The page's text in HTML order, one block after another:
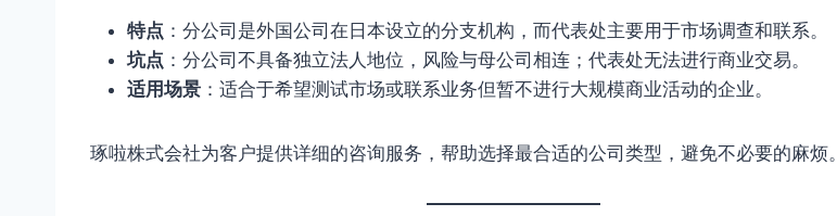
特点 ：分公司是外国公司在日本设立的分支机构，而代表处主要用于市场调查和联系。
坑点 ：分公司不具备独立法人地位，风险与母公司相连；代表处无法进行商业交易。
适用场景 ：适合于希望测试市场或联系业务但暂不进行大规模商业活动的企业。
琢啦株式会社为客户提供详细的咨询服务，帮助选择最合适的公司类型，避免不必要的麻烦。